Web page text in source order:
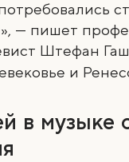
— пишет
Штефан
и
в музыке